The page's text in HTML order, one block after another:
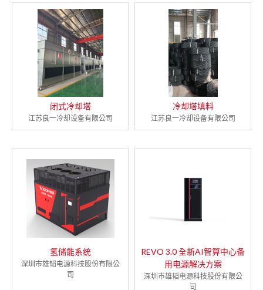
闭式冷却塔
江苏良一冷却设备有限公司
冷却塔填料
江苏良一冷却设备有限公司
氢储能系统
深圳市雄韬电源科技股份有限公
司
REVO 3.0 全新AI智算中心备
用电源解决方案
深圳市雄韬电源科技股份有限公
司